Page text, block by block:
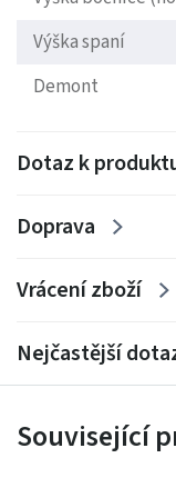
Velký výběr
Výška spaní
Demont
Dotaz k
Doprava
Vrácení zboží
Nejčastější
Související